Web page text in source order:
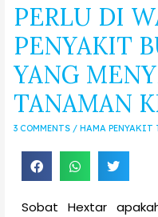
PERLU DI
PENYAKIT
YANG
TANAMAN
3 COMMENTS / HAMA PENYAKIT
Sobat Hextar